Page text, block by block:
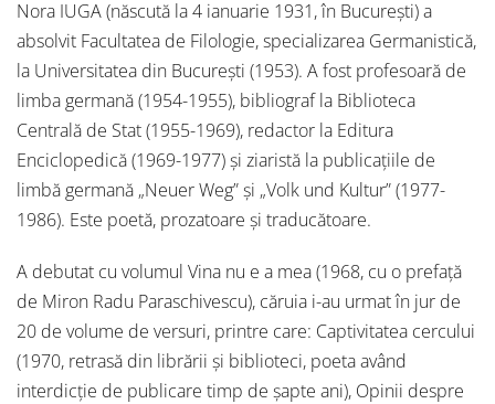
Nora IUGA (născută la 4 ianuarie 1931, în București) a
absolvit Facultatea de Filologie, specializarea Germanistică,
la Universitatea din București (1953). A fost profesoară de
limba germană (1954-1955), bibliograf la Biblioteca
Centrală de Stat (1955-1969), redactor la Editura
Enciclopedică (1969-1977) și ziaristă la publicațiile de
limbă germană „Neuer Weg” și „Volk und Kultur” (1977-
1986). Este poetă, prozatoare și traducătoare.
A debutat cu volumul Vina nu e a mea (1968, cu o prefață
de Miron Radu Paraschivescu), căruia i-au urmat în jur de
20 de volume de versuri, printre care: Captivitatea cercului
(1970, retrasă din librării și biblioteci, poeta având
interdicție de publicare timp de șapte ani), Opinii despre